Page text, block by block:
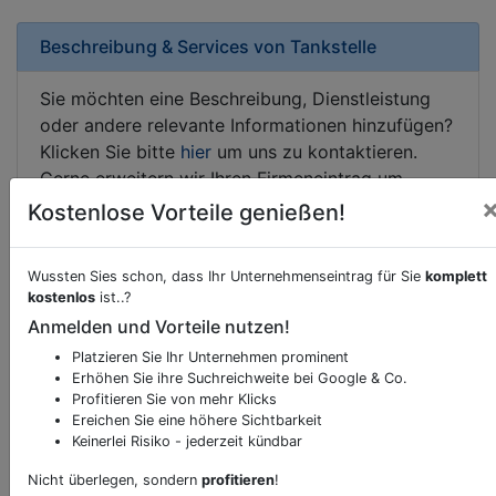
Beschreibung & Services von Tankstelle
Sie möchten eine Beschreibung, Dienstleistung
oder andere relevante Informationen hinzufügen?
Klicken Sie bitte hier um uns zu kontaktieren.
Gerne erweitern wir Ihren Firmeneintrag um
Sonderangebote odere besondere Services, die
Ihr Unternehmen anbietet und womit Sie sich von
Kartenansicht Weinzöttlstraße 7-15in
Kostenlose Vorteile genießen!
Wussten Sies schon, dass Ihr Unternehmenseintrag für Sie komplett
kostenlos ist..?
Anmelden und Vorteile nutzen!
Platzieren Sie Ihr Unternehmen prominent
Erhöhen Sie ihre Suchreichweite bei Google & Co.
Profitieren Sie von mehr Klicks
Ereichen Sie eine höhere Sichtbarkeit
Keinerlei Risiko - jederzeit kündbar
Nicht überlegen, sondern profitieren!